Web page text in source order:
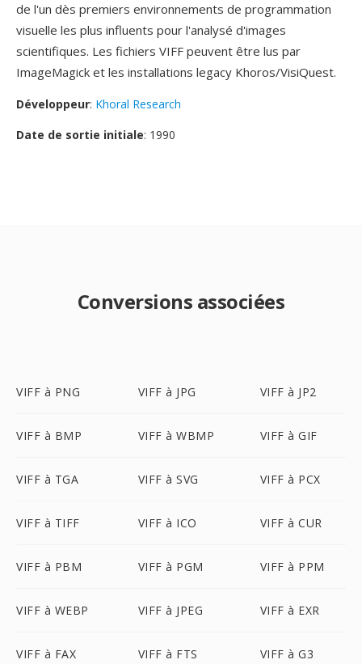
de l'un dès premiers environnements de programmation
visuelle les plus influents pour l'analysé d'images
scientifiques. Les fichiers VIFF peuvent être lus par
ImageMagick et les installations legacy Khoros/VisiQuest.
Développeur: Khoral Research
Date de sortie initiale: 1990
Conversions associées
VIFF à PNG VIFF à JPG VIFF à JP2
VIFF à BMP VIFF à WBMP VIFF à GIF
VIFF à TGA VIFF à SVG VIFF à PCX
VIFF à TIFF VIFF à ICO VIFF à CUR
VIFF à PBM VIFF à PGM VIFF à PPM
VIFF à WEBP VIFF à JPEG VIFF à EXR
VIFF à FAX VIFF à FTS VIFF à G3